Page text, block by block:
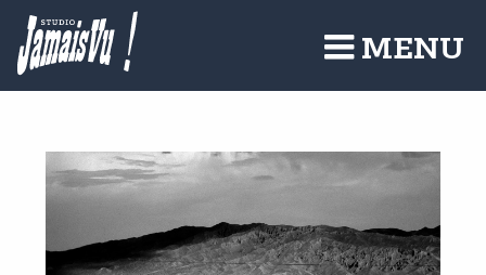
Aller
contenu
principal
MENU